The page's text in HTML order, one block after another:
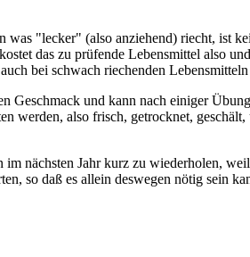
"lecker" (also anziehend) riecht, ist
das zu prüfende Lebensmittel also
bei schwach riechenden
und kann nach einiger
werden, also frisch, getrocknet,
nächsten Jahr kurz zu wiederholen,
so daß es allein deswegen nötig sein